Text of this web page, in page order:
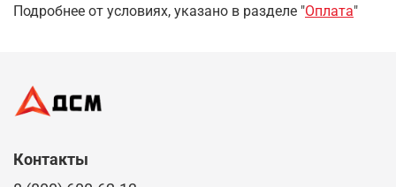
Подробнее от условиях, указано в разделе "Оплата"
Контакты